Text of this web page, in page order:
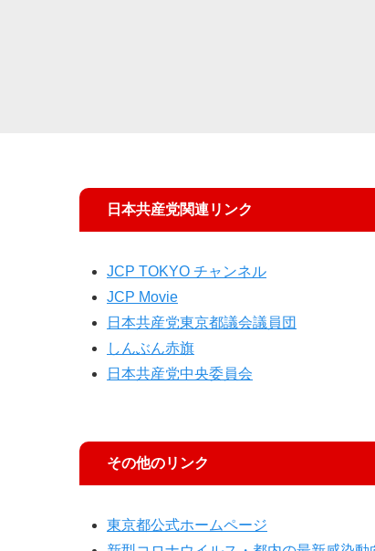
日本共産党関連リンク
JCP TOKYO チャンネル
JCP Movie
日本共産党東京都議会議員団
しんぶん赤旗
日本共産党中央委員会
その他のリンク
東京都公式ホームページ